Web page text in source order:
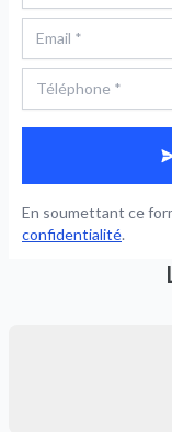
En soumettant ce
confidentialité.